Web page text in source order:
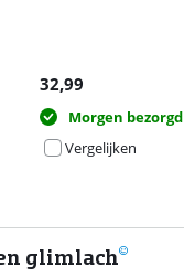
32,99
Morgen bezorgd
Vergelijken
glimlach